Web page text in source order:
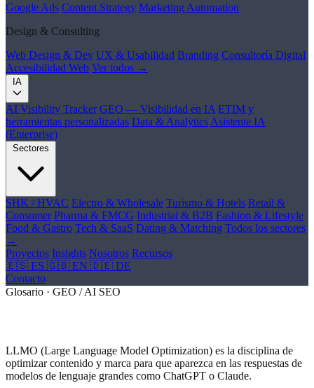
Google Ads Content Strategy Marketing Automation
Design & Consulting
Web Design & Dev UX & Usabilidad Branding Consultoría Digital
Accesibilidad Web Ver todos →
IA
AI Visibility Tracker GEO — Visibilidad en IA ETIM y
herramientas personalizadas Data & Analytics Asistente IA
(Enterprise)
Sectores
SHK / HVAC Electro & Wholesale Turismo & Hotels Retail &
Consumer Pharma & FMCG Industrial & B2B Fashion & Lifestyle
Food & Gastro Tech & SaaS Dating & Matching Todos los sectores
→
Proyectos Insights Nosotros Recursos
🇪🇸 ES 🇬🇧 EN 🇩🇪 DE
Contacto
Glosario · GEO / AI SEO
LLMO (Large Language Model Optimization) es la disciplina de
optimizar contenido y marca para que aparezca en las respuestas de
modelos de lenguaje grandes como ChatGPT o Claude.